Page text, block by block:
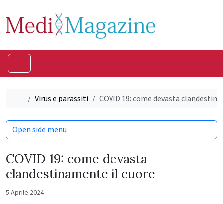
Home
Virus e parassiti COVID 19: come devasta
COVID 19: come devasta
clandestinamente il cuore
5 Aprile 2024
Open side menu